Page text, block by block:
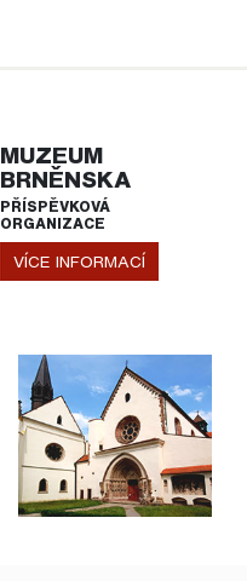
MUZEUM
BRNĚNSKA
PŘÍSPĚVKOVÁ
ORGANIZACE
VÍCE INFORMACÍ